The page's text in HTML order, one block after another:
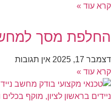
קרא עוד »
החלפת מסך
דצמבר 17, 2025
אין תגובות
קרא עוד »